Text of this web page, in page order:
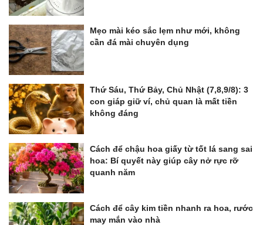
Mẹo mài kéo sắc lẹm như mới, không
cần đá mài chuyên dụng
Thứ Sáu, Thứ Bảy, Chủ Nhật (7,8,9/8): 3
con giáp giữ ví, chủ quan là mất tiền
không đáng
Cách để chậu hoa giấy từ tốt lá sang sai
hoa: Bí quyết này giúp cây nở rực rỡ
quanh năm
Cách để cây kim tiền nhanh ra hoa, rước
may mắn vào nhà